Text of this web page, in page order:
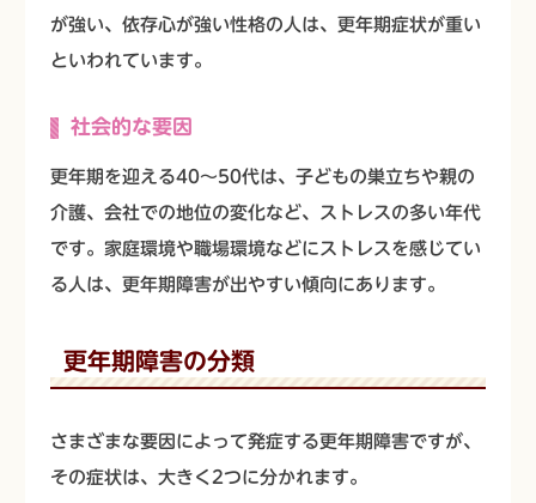
が強い、依存心が強い性格の人は、更年期症状が重い
といわれています。
社会的な要因
更年期を迎える40～50代は、子どもの巣立ちや親の
介護、会社での地位の変化など、ストレスの多い年代
です。家庭環境や職場環境などにストレスを感じてい
る人は、更年期障害が出やすい傾向にあります。
更年期障害の分類
さまざまな要因によって発症する更年期障害ですが、
その症状は、大きく2つに分かれます。